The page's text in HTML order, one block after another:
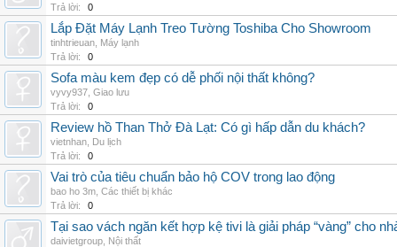
Trả lời:
0
Lắp Đặt Máy Lạnh Treo Tường Toshiba Cho Showroom
tinhtrieuan Máy lạnh
Trả lời:
0
Sofa màu kem đẹp có dễ phối nội thất không?
vyvy937 Giao lưu
Trả lời:
0
Review hồ Than Thở Đà Lạt: Có gì hấp dẫn du khách?
vietnhan Du lịch
Trả lời:
0
Vai trò của tiêu chuẩn bảo hộ COV trong lao động
bao ho 3m Các thiết bị khác
Trả lời:
0
Tại sao vách ngăn kết hợp kệ tivi là giải pháp “vàng” cho
daivietgroup Nội thất